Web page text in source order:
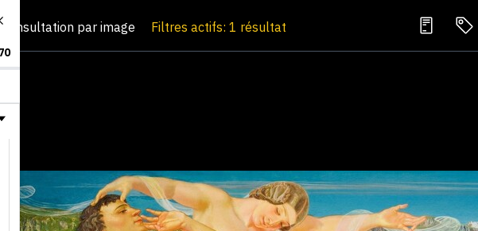
Consultation par image Filtres actifs: 1 résultat